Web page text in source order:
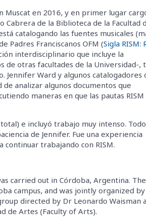
Muscat en 2016, y en primer lugar
Cabrera de la Biblioteca de la Facultad
catalogando las fuentes musicales
Padres Franciscanos OFM (Sigla RISM:
interdisciplinario que incluye la
de otras facultades de la Universidad-,
Jennifer Ward y algunos catalogadores
analizar algunos documentos que
maneras en que las pautas RISM
e incluyó trabajo muy intenso.
de Jennifer. Fue una experiencia
continuar trabajando con RISM.
carried out in Córdoba, Argentina. The
campus, and was jointly organized
directed by Dr Leonardo Waisman
de Artes (Faculty of Arts).